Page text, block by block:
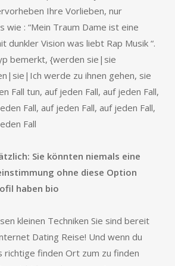
Ihre Vorlieben, nur
wie : “Mein Traum Dame ist eine
dunkler Vision was liebt Rap Musik “.
bemerkt, {werden sie|sie
werde zu ihnen gehen, sie
Fall tun, auf jeden Fall, auf jeden Fall,
Fall, auf jeden Fall, auf jeden Fall,
Fall
Sie könnten niemals eine
ohne diese Option
haben bio
kleinen Techniken Sie sind bereit
Dating Reise! Und wenn du
richtige finden Ort zum zu finden